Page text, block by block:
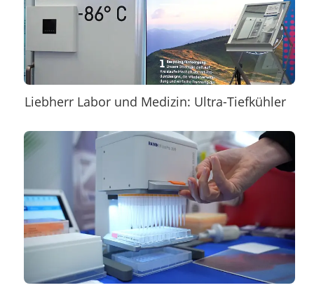
Liebherr Labor und Medizin: Ultra-Tiefkühler